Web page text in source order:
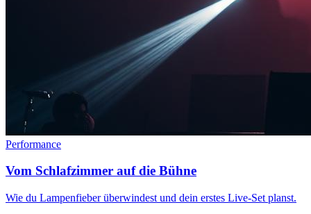
Performance
Vom Schlafzimmer auf die Bühne
Wie du Lampenfieber überwindest und dein erstes Live-Set planst.